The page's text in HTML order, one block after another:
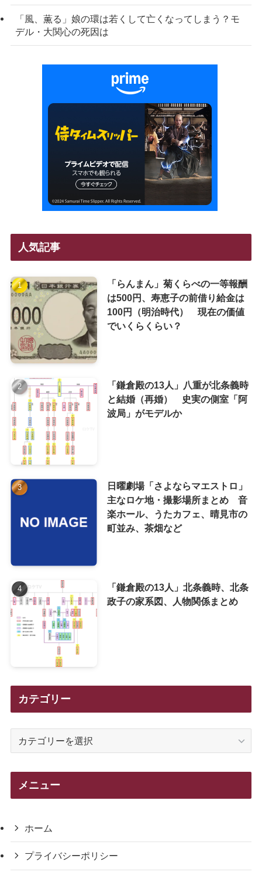
「風、薫る」娘の環は若くして亡くなってしまう？モ
デル・大関心の死因は
人気記事
「らんまん」菊くらべの一等報酬
は500円、寿恵子の前借り給金は
100円（明治時代） 現在の価値
でいくらくらい？
「鎌倉殿の13人」八重が北条義時
と結婚（再婚） 史実の側室「阿
波局」がモデルか
日曜劇場「さよならマエストロ」
主なロケ地・撮影場所まとめ 音
楽ホール、うたカフェ、晴見市の
町並み、茶畑など
「鎌倉殿の13人」北条義時、北条
政子の家系図、人物関係まとめ
カテゴリー
メニュー
ホーム
プライバシーポリシー